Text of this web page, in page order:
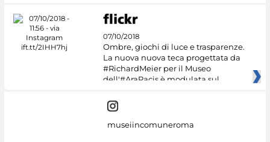
07/10/2018
Ombre, giochi di luce e trasparenze.
La nuova nuova teca progettata da
#RichardMeier per il Museo
dell'#AraPacis è modulata sul
museiincomuneroma